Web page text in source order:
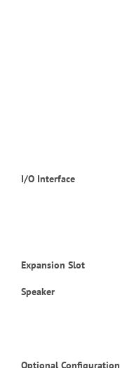
I/O Interface
Expansion Slot
Speaker
Optional Configuration